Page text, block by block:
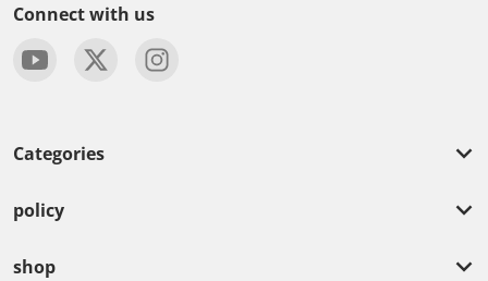
Connect with us
Categories
policy
shop